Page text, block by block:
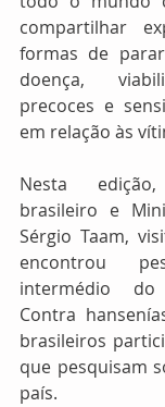
compartilhar
formas de
doença,
precoces e
em relação às
Nesta
brasileiro e
Sérgio Taam,
encontrou
intermédio
Contra
brasileiros
que pesquisam
país.